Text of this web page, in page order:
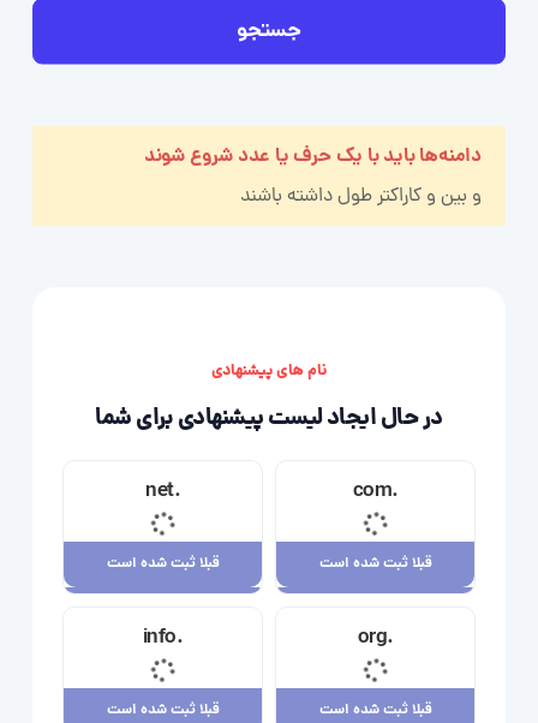
جستجو
دامنه‌ها باید با یک حرف یا عدد شروع شوند
و بین و کاراکتر طول داشته باشند
نام های پیشنهادی
در حال ایجاد لیست پیشنهادی برای شما
.com
قبلا ثبت شده است
23,710,000 ریال
.net
قبلا ثبت شده است
34,120,000 ریال
.org
قبلا ثبت شده است
.info
قبلا ثبت شده است